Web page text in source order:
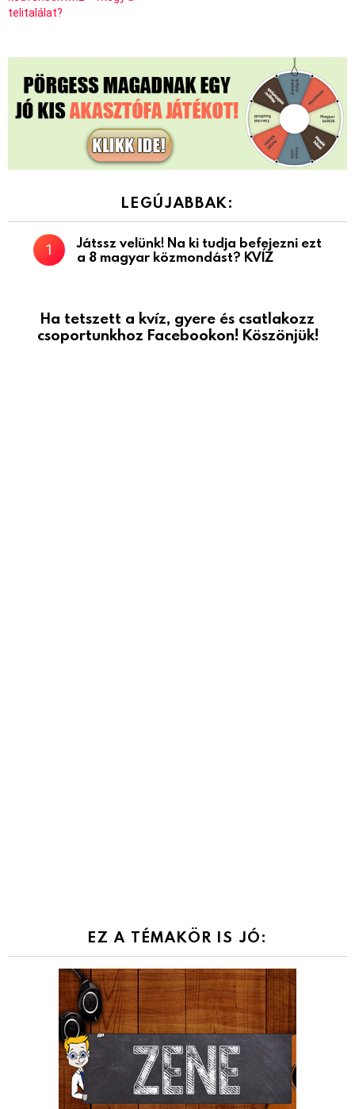
telitalálat?
LEGÚJABBAK:
Játssz velünk! Na ki tudja befejezni ezt
a 8 magyar közmondást? KVÍZ
Ha tetszett a kvíz, gyere és csatlakozz
csoportunkhoz Facebookon! Köszönjük!
EZ A TÉMAKÖR IS JÓ: